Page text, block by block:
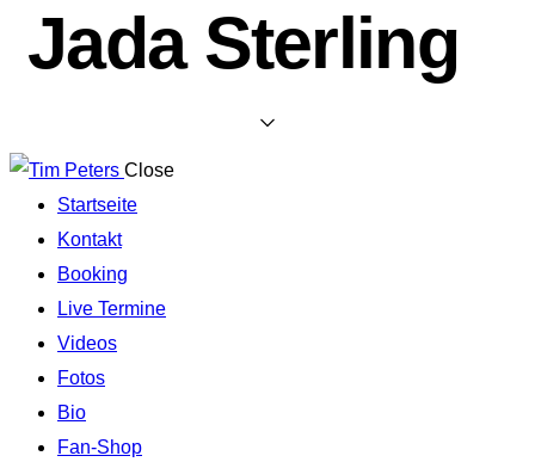
Jada Sterling
Close
Startseite
Kontakt
Booking
Live Termine
Videos
Fotos
Bio
Fan-Shop